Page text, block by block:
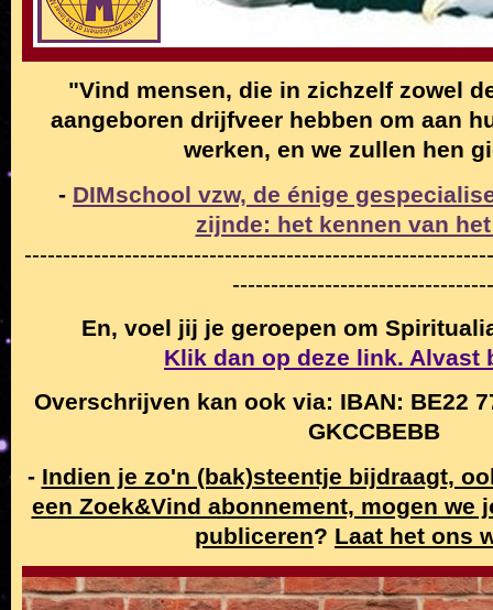
"Vind mensen, die in zichzelf zowel
aangeboren drijfveer hebben om aan
werken, en we zullen hen
- DIMschool vzw, de énige
zijnde: het kennen van
En, voel jij je geroepen om
Klik dan op deze link. Alvast
Overschrijven kan ook via: IBAN: BE22
GKCCBEBB
- Indien je zo'n (bak)steentje bijdraagt,
een Zoek&Vind abonnement, mogen we
publiceren? Laat het ons